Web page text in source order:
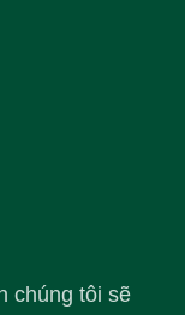
chúng tôi sẽ